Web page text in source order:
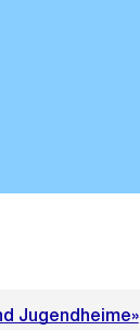
Jugendheime»